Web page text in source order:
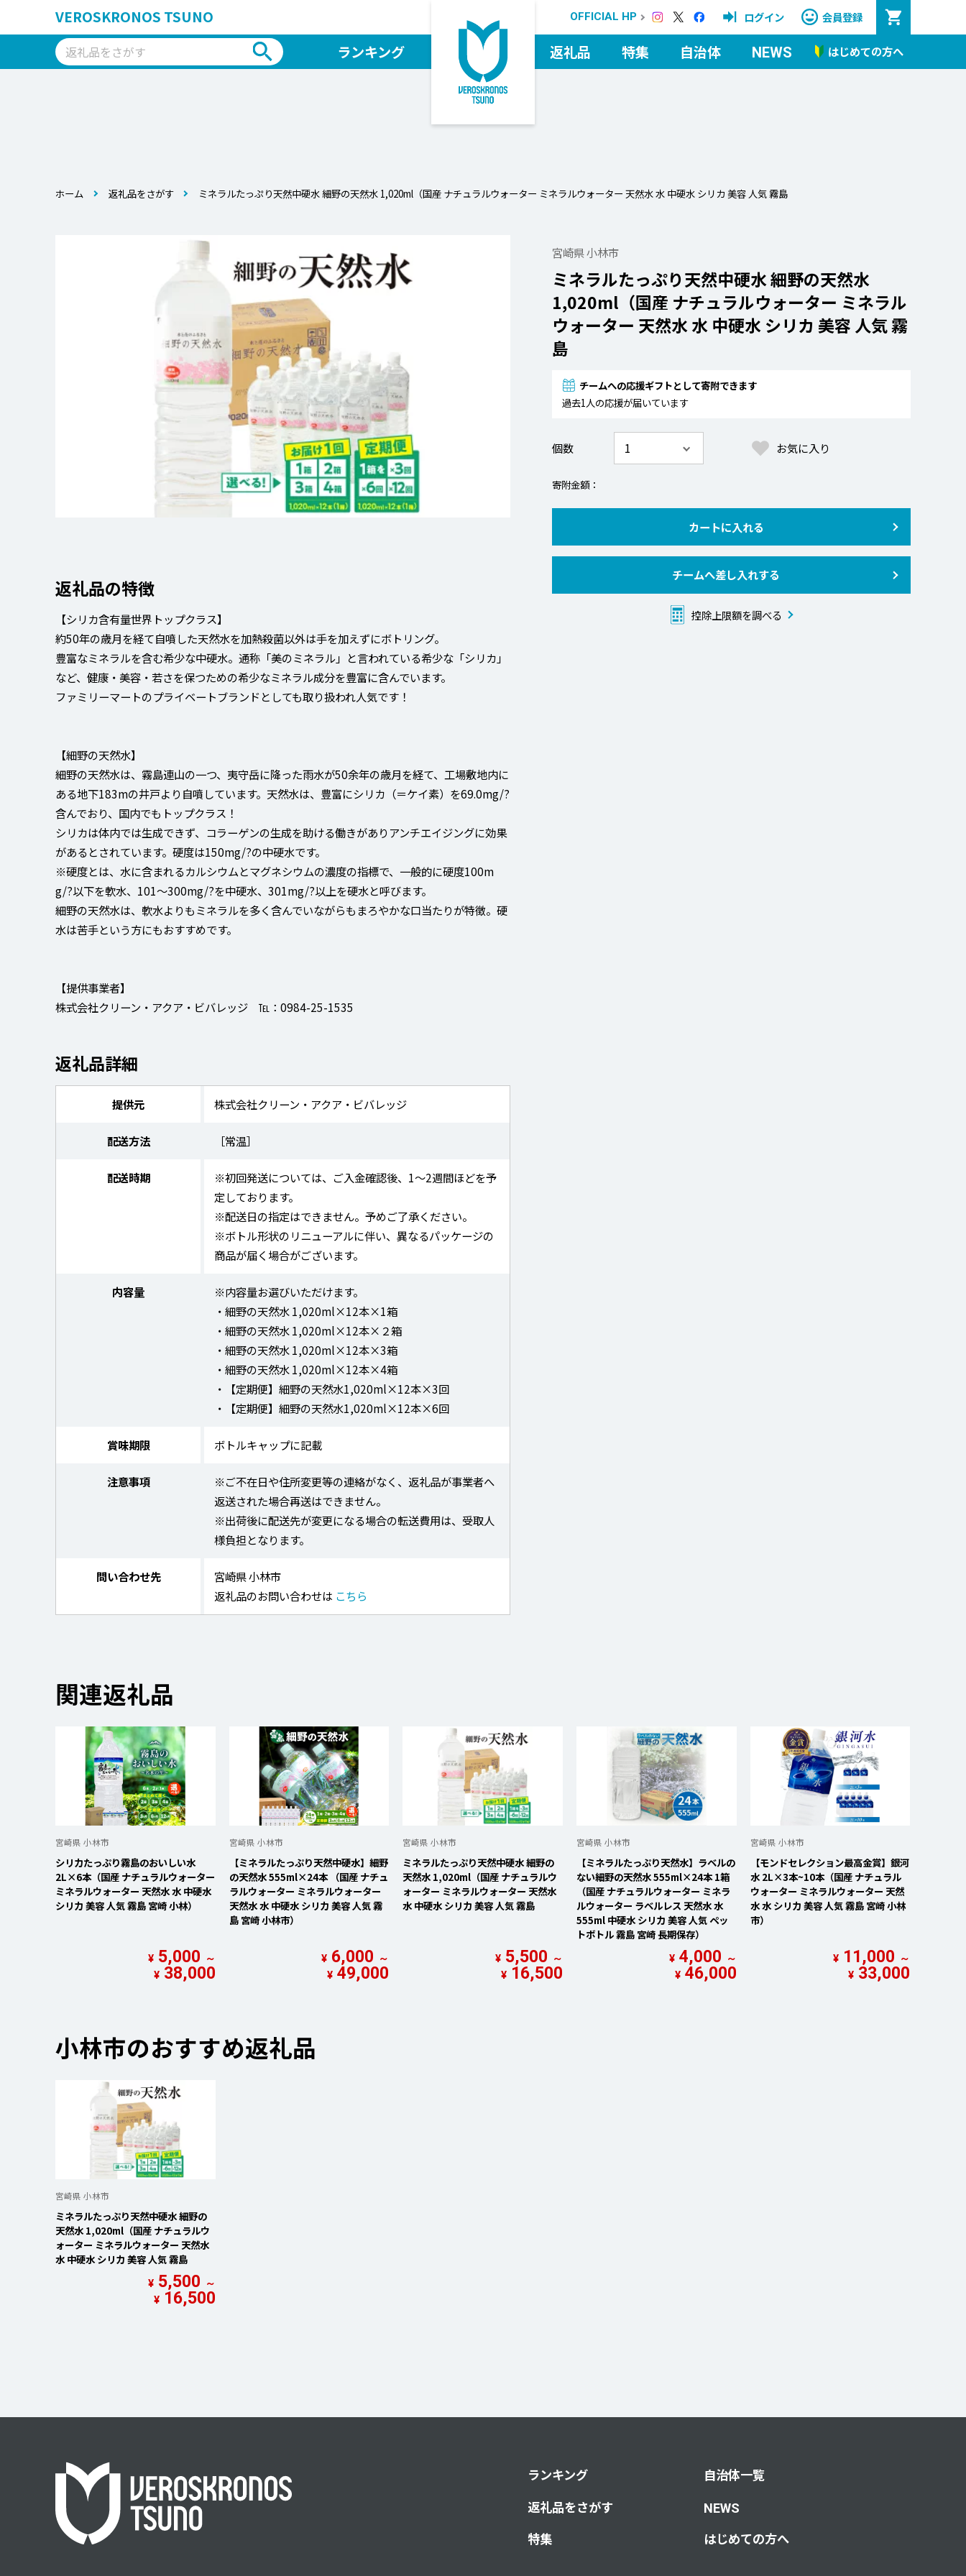
VEROSKRONOS TSUNO OFFICIAL HP ログイン 会員登録
検索
ランキング 返礼品 特集 自治体 NEWS はじめての方へ
ホーム 返礼品をさがす ミネラルたっぷり天然中硬水 細野の天然水 1,020ml（国産 ナチュラルウォーター ミネラルウォーター 天然水 水 中硬水 シリカ 美容 人気 霧島
宮崎県 小林市
ミネラルたっぷり天然中硬水 細野の天然水
1,020ml（国産 ナチュラルウォーター ミネラル
ウォーター 天然水 水 中硬水 シリカ 美容 人気 霧
島
チームへの応援ギフトとして寄附できます
過去1人の応援が届いています
個数 お気に入り
寄附金額
カートに入れる
チームへ差し入れする
控除上限額を調べる
返礼品の特徴
【シリカ含有量世界トップクラス】
約50年の歳月を経て自噴した天然水を加熱殺菌以外は手を加えずにボトリング。
豊富なミネラルを含む希少な中硬水。通称「美のミネラル」と言われている希少な「シリカ」
など、健康・美容・若さを保つための希少なミネラル成分を豊富に含んでいます。
ファミリーマートのプライベートブランドとしても取り扱われ人気です！
【細野の天然水】
細野の天然水は、霧島連山の一つ、夷守岳に降った雨水が50余年の歳月を経て、工場敷地内に
ある地下183mの井戸より自噴しています。天然水は、豊富にシリカ（＝ケイ素）を69.0mg/?
含んでおり、国内でもトップクラス！
シリカは体内では生成できず、コラーゲンの生成を助ける働きがありアンチエイジングに効果
があるとされています。硬度は150mg/?の中硬水です。
※硬度とは、水に含まれるカルシウムとマグネシウムの濃度の指標で、一般的に硬度100m
g/?以下を軟水、101～300mg/?を中硬水、301mg/?以上を硬水と呼びます。
細野の天然水は、軟水よりもミネラルを多く含んでいながらもまろやかな口当たりが特徴。硬
水は苦手という方にもおすすめです。
【提供事業者】
株式会社クリーン・アクア・ビバレッジ ℡：0984-25-1535
返礼品詳細
提供元 株式会社クリーン・アクア・ビバレッジ
配送方法 ［常温］
配送時期
※初回発送については、ご入金確認後、1～2週間ほどを予
定しております。
※配送日の指定はできません。予めご了承ください。
※ボトル形状のリニューアルに伴い、異なるパッケージの
商品が届く場合がございます。
内容量
※内容量お選びいただけます。
・細野の天然水 1,020ml×12本×1箱
・細野の天然水 1,020ml×12本×２箱
・細野の天然水 1,020ml×12本×3箱
・細野の天然水 1,020ml×12本×4箱
・【定期便】細野の天然水1,020ml×12本×3回
・【定期便】細野の天然水1,020ml×12本×6回
賞味期限 ボトルキャップに記載
注意事項
※ご不在日や住所変更等の連絡がなく、返礼品が事業者へ
返送された場合再送はできません。
※出荷後に配送先が変更になる場合の転送費用は、受取人
様負担となります。
問い合わせ先
宮崎県 小林市
返礼品のお問い合わせは こちら
関連返礼品
宮崎県 小林市
シリカたっぷり霧島のおいしい水
2L×6本（国産 ナチュラルウォーター
ミネラルウォーター 天然水 水 中硬水
シリカ 美容 人気 霧島 宮崎 小林）
¥5,000 ～
¥38,000
宮崎県 小林市
【ミネラルたっぷり天然中硬水】細野
の天然水 555ml×24本 （国産 ナチュ
ラルウォーター ミネラルウォーター
天然水 水 中硬水 シリカ 美容 人気 霧
島 宮崎 小林市）
¥ 6,000 ～
¥ 49,000
宮崎県 小林市
ミネラルたっぷり天然中硬水 細野の
天然水 1,020ml（国産 ナチュラルウ
ォーター ミネラルウォーター 天然水
水 中硬水 シリカ 美容 人気 霧島
¥5,500 ～
¥16,500
宮崎県 小林市
【ミネラルたっぷり天然水】ラベルの
ない細野の天然水 555ml×24本 1箱
（国産 ナチュラルウォーター ミネラ
ルウォーター ラベルレス 天然水 水
555ml 中硬水 シリカ 美容 人気 ペッ
トボトル 霧島 宮崎 長期保存）
¥4,000 ～
¥46,000
宮崎県 小林市
【モンドセレクション最高金賞】銀河
水 2L×3本~10本（国産 ナチュラル
ウォーター ミネラルウォーター 天然
水 水 シリカ 美容 人気 霧島 宮崎 小林
市）
¥ 11,000 ～
¥ 33,000
小林市のおすすめ返礼品
宮崎県 小林市
ミネラルたっぷり天然中硬水 細野の
天然水 1,020ml（国産 ナチュラルウ
ォーター ミネラルウォーター 天然水
水 中硬水 シリカ 美容 人気 霧島
¥5,500 ～
¥16,500
ランキング
返礼品をさがす
特集
自治体一覧
NEWS
はじめての方へ